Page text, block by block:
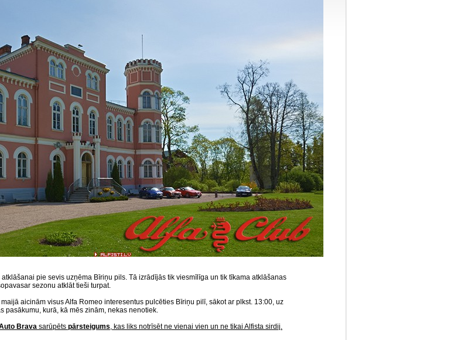
pie sevis uzņēma Bīriņu pils. Tā izrādījās tik viesmīlīga un tik tīkama atklāšanas
sezonu atklāt tieši turpat.
aicinām visus Alfa Romeo interesentus pulcēties Bīriņu pilī, sākot ar plkst. 13:00, uz
pasākumu, kurā, kā mēs zinām, nekas nenotiek.
Brava sarūpēts pārsteigums, kas liks notrīsēt ne vienai vien un ne tikai Alfista sirdij.